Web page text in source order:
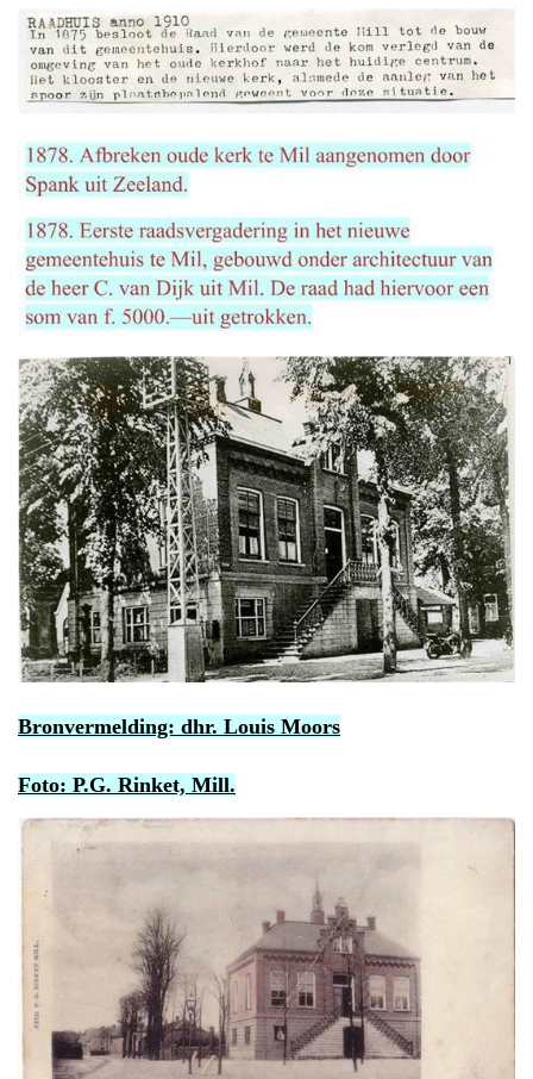
Bronvermelding: dhr. Louis Moors
Foto: P.G. Rinket, Mill.